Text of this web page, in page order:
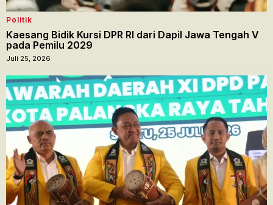
Politik
Kaesang Bidik Kursi DPR RI dari Dapil Jawa Tengah V
pada Pemilu 2029
Juli 25, 2026